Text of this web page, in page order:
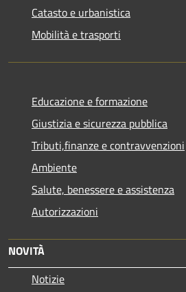
Catasto e urbanistica
Mobilità e trasporti
Educazione e formazione
Giustizia e sicurezza pubblica
Tributi,finanze e contravvenzioni
Ambiente
Salute, benessere e assistenza
Autorizzazioni
NOVITÀ
Notizie